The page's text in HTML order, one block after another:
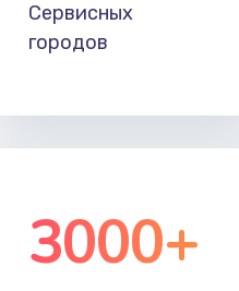
Сервисных
городов
3000+